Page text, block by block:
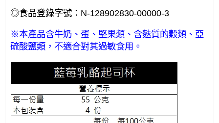
◎食品登錄字號：N-128902830-00000-3
※本產品含牛奶、蛋、堅果類、含麩質的穀類、亞
硫酸鹽類，不適合對其過敏食用。